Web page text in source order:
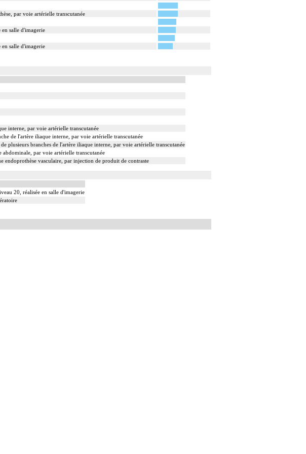
par voie artérielle transcutanée
salle d'imagerie
salle d'imagerie
interne, par voie artérielle transcutanée
de l'artère iliaque interne, par voie artérielle transcutanée
plusieurs branches de l'artère iliaque interne, par voie artérielle transcutanée
par voie artérielle transcutanée
endoprothèse vasculaire, par injection de produit de contraste
20, réalisée en salle d'imagerie